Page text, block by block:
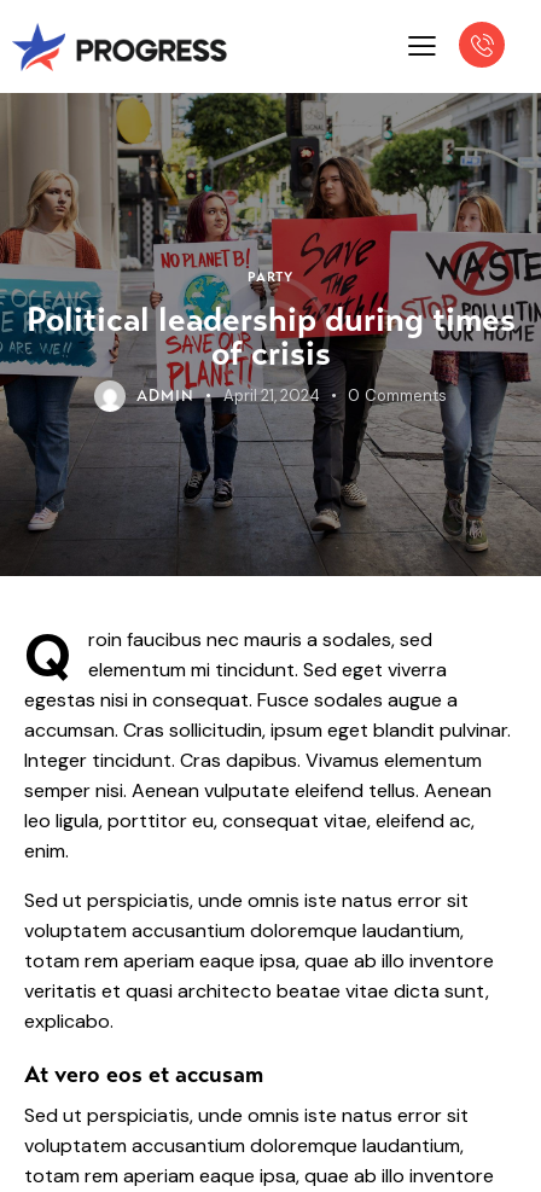
PARTY
Political leadership during times
of crisis
ADMIN April 21, 2024 0 Comments
Q
roin faucibus nec mauris a sodales, sed
elementum mi tincidunt. Sed eget viverra
egestas nisi in consequat. Fusce sodales augue a
accumsan. Cras sollicitudin, ipsum eget blandit pulvinar.
Integer tincidunt. Cras dapibus. Vivamus elementum
semper nisi. Aenean vulputate eleifend tellus. Aenean
leo ligula, porttitor eu, consequat vitae, eleifend ac,
enim.
Sed ut perspiciatis, unde omnis iste natus error sit
voluptatem accusantium doloremque laudantium,
totam rem aperiam eaque ipsa, quae ab illo inventore
veritatis et quasi architecto beatae vitae dicta sunt,
explicabo.
At vero eos et accusam
Sed ut perspiciatis, unde omnis iste natus error sit
voluptatem accusantium doloremque laudantium,
totam rem aperiam eaque ipsa, quae ab illo inventore